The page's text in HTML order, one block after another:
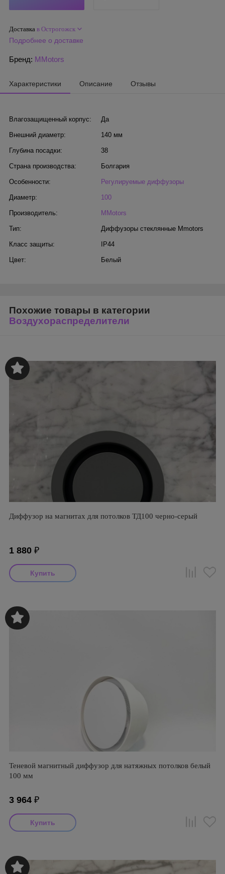
Доставка в Острогожск
Подробнее о доставке
Бренд: MMotors
Характеристики Описание Отзывы
Влагозащищенный корпус: Да
Внешний диаметр: 140 мм
Глубина посадки: 38
Страна производства: Болгария
Особенности: Регулируемые диффузоры
Диаметр: 100
Производитель: MMotors
Тип: Диффузоры стеклянные Mmotors
Класс защиты: IP44
Цвет: Белый
Похожие товары в категории
Воздухораспределители
Диффузор на магнитах для потолков ТД100 черно-серый
1 880 ₽
Теневой магнитный диффузор для натяжных потолков белый
100 мм
3 964 ₽